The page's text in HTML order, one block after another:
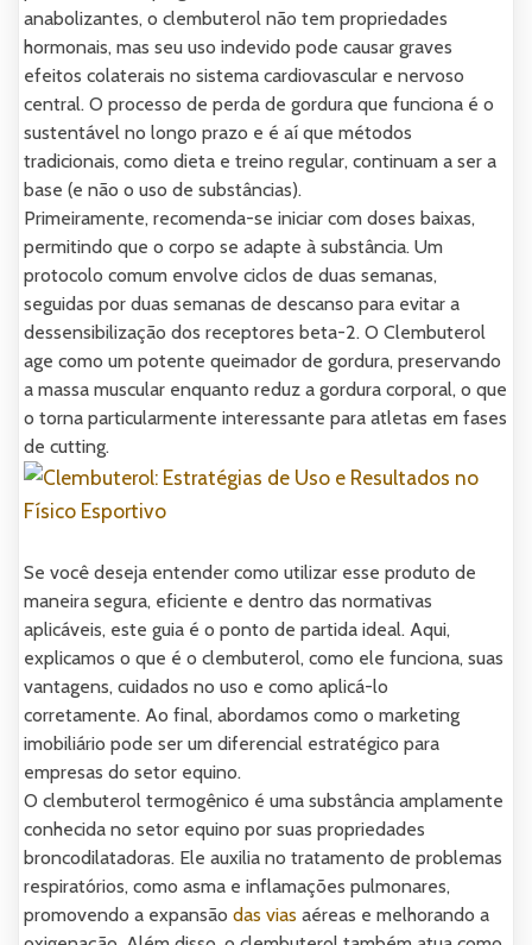
anabolizantes, o clembuterol não tem propriedades
hormonais, mas seu uso indevido pode causar graves
efeitos colaterais no sistema cardiovascular e nervoso
central. O processo de perda de gordura que funciona é o
sustentável no longo prazo e é aí que métodos
tradicionais, como dieta e treino regular, continuam a ser a
base (e não o uso de substâncias).
Primeiramente, recomenda-se iniciar com doses baixas,
permitindo que o corpo se adapte à substância. Um
protocolo comum envolve ciclos de duas semanas,
seguidas por duas semanas de descanso para evitar a
dessensibilização dos receptores beta-2. O Clembuterol
age como um potente queimador de gordura, preservando
a massa muscular enquanto reduz a gordura corporal, o que
o torna particularmente interessante para atletas em fases
de cutting.
Se você deseja entender como utilizar esse produto de
maneira segura, eficiente e dentro das normativas
aplicáveis, este guia é o ponto de partida ideal. Aqui,
explicamos o que é o clembuterol, como ele funciona, suas
vantagens, cuidados no uso e como aplicá-lo
corretamente. Ao final, abordamos como o marketing
imobiliário pode ser um diferencial estratégico para
empresas do setor equino.
O clembuterol termogênico é uma substância amplamente
conhecida no setor equino por suas propriedades
broncodilatadoras. Ele auxilia no tratamento de problemas
respiratórios, como asma e inflamações pulmonares,
promovendo a expansão das vias aéreas e melhorando a